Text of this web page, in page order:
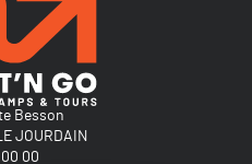
Besson
JOURDAIN
00 00